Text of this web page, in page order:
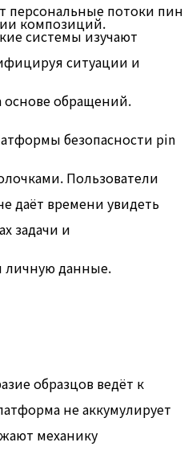
персональные потоки пин
композиций.
системы изучают
ситуации и
основе обращений.
безопасности pin
Пользователи
даёт времени увидеть
задачи и
личную данные.
образцов ведёт к
не аккумулирует
механику